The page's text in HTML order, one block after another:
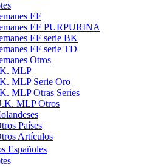
EF
EF PURPURINA
EF serie BK
EF serie TD
Otros
MLP
MLP Serie Oro
MLP Otras Series
MLP Otros
Países
Artículos
Españoles